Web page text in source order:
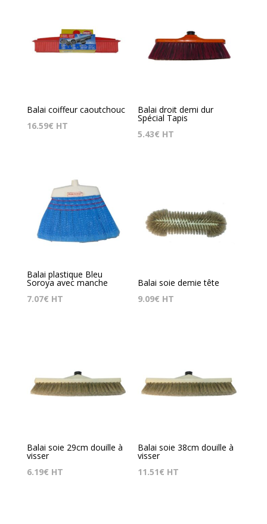
Balai coiffeur caoutchouc
16.59€ HT
Balai droit demi dur
Spécial Tapis
5.43€ HT
Balai plastique Bleu
Soroya avec manche
7.07€ HT
Balai soie demie tête
9.09€ HT
Balai soie 29cm douille à
visser
6.19€ HT
Balai soie 38cm douille à
visser
11.51€ HT